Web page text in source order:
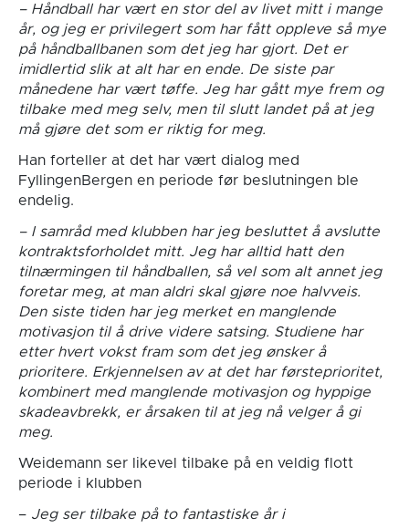
– Håndball har vært en stor del av livet mitt i mange
år, og jeg er privilegert som har fått oppleve så mye
på håndballbanen som det jeg har gjort. Det er
imidlertid slik at alt har en ende. De siste par
månedene har vært tøffe. Jeg har gått mye frem og
tilbake med meg selv, men til slutt landet på at jeg
må gjøre det som er riktig for meg.
Han forteller at det har vært dialog med
FyllingenBergen en periode før beslutningen ble
endelig.
– I samråd med klubben har jeg besluttet å avslutte
kontraktsforholdet mitt. Jeg har alltid hatt den
tilnærmingen til håndballen, så vel som alt annet jeg
foretar meg, at man aldri skal gjøre noe halvveis.
Den siste tiden har jeg merket en manglende
motivasjon til å drive videre satsing. Studiene har
etter hvert vokst fram som det jeg ønsker å
prioritere. Erkjennelsen av at det har førsteprioritet,
kombinert med manglende motivasjon og hyppige
skadeavbrekk, er årsaken til at jeg nå velger å gi
meg.
Weidemann ser likevel tilbake på en veldig flott
periode i klubben
– Jeg ser tilbake på to fantastiske år i